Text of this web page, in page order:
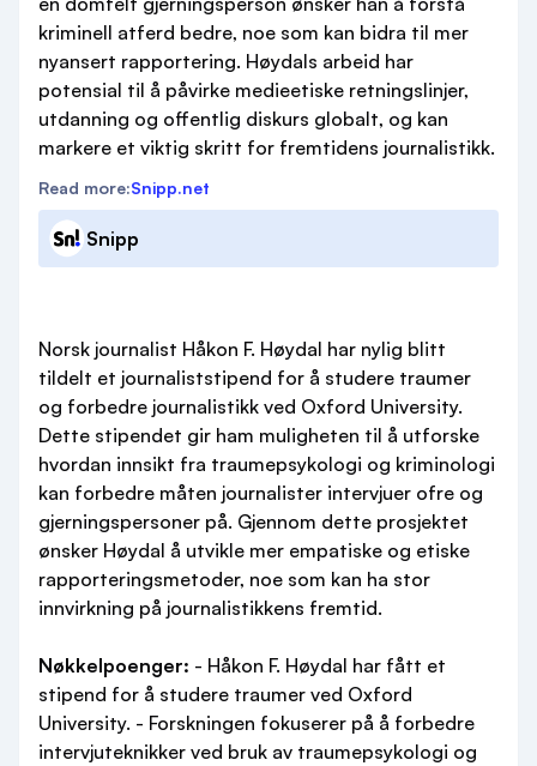
kriminell atferd bedre, noe som kan bidra til mer
nyansert rapportering. Høydals arbeid har
potensial til å påvirke medieetiske retningslinjer,
utdanning og offentlig diskurs globalt, og kan
markere et viktig skritt for fremtidens journalistikk.
Read more:Snipp.net
Snipp
Norsk journalist Håkon F. Høydal har nylig blitt
tildelt et journaliststipend for å studere traumer
og forbedre journalistikk ved Oxford University.
Dette stipendet gir ham muligheten til å utforske
hvordan innsikt fra traumepsykologi og kriminologi
kan forbedre måten journalister intervjuer ofre og
gjerningspersoner på. Gjennom dette prosjektet
ønsker Høydal å utvikle mer empatiske og etiske
rapporteringsmetoder, noe som kan ha stor
innvirkning på journalistikkens fremtid.
Nøkkelpoenger: - Håkon F. Høydal har fått et
stipend for å studere traumer ved Oxford
University. - Forskningen fokuserer på å forbedre
intervjuteknikker ved bruk av traumepsykologi og